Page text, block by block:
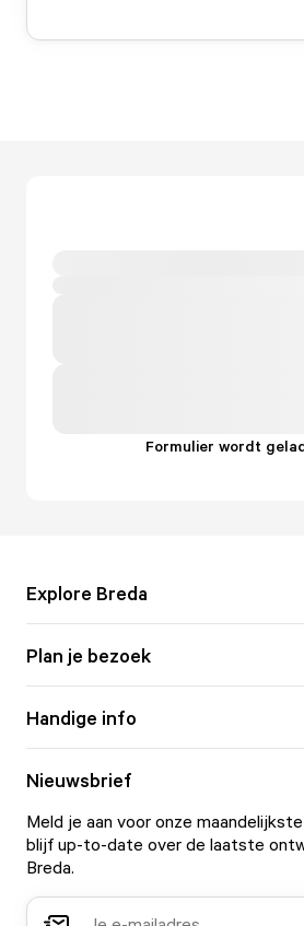
Formulier wordt
Explore Breda
Plan je bezoek
Handige info
Nieuwsbrief
Meld je aan voor onze
blijf up-to-date over de laatste
Breda.